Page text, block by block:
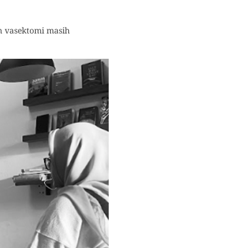
masih